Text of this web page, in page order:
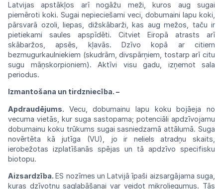
Latvijas apstākļos arī nogāžu meži,kuros aug sugai
piemēroti koki. Sugai nepieciešami veci, dobumaini lapu koki,
pārsvarā ozoli, liepas, dižskābarži, kas aug mežos, taču ir
pietiekami saules apspīdēti. Citviet Eiropā atrasts arī
skābaržos, apsēs, kļavās. Dzīvo kopā ar citiem
bezmugurkaulniekiem (skudrām, divspārņiem, tostarp arī citu
sugu māņskorpioniem). Aktīvi visu gadu, izņemot sala
periodus.
Izmantošana un tirdzniecība. –
Apdraudējums. Vecu,dobumainu lapu kokubojāeja no
vecuma vietās, kur suga sastopama; potenciāli apdzīvojamu
dobumainu koku trūkums sugai sasniedzamā attālumā.Suga
novērtēta kā jutīga (VU), jo ir nelielsatradņu skaits,
ierobežotas izplatīšanās spējas un tā apdzīvo specifisku
biotopu.
Aizsardzība. ES nozīmes unLatvijāīpaši aizsargājama suga,
kuras dzīvotņusaglabāšanai var veidot mikroliegumus. Tās